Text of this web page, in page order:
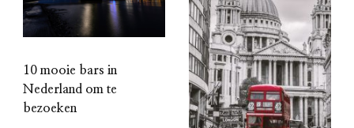
10 mooie bars in
Nederland om te
bezoeken